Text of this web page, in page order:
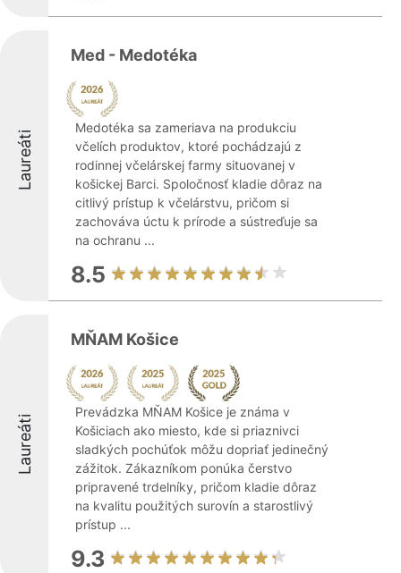
Laureáti
Med - Medotéka
Medotéka sa zameriava na produkciu
včelích produktov, ktoré pochádzajú z
rodinnej včelárskej farmy situovanej v
košickej Barci. Spoločnosť kladie dôraz na
citlivý prístup k včelárstvu, pričom si
zachováva úctu k prírode a sústreďuje sa
na ochranu ...
8.5
Laureáti
MŇAM Košice
Prevádzka MŇAM Košice je známa v
Košiciach ako miesto, kde si priaznivci
sladkých pochúťok môžu dopriať jedinečný
zážitok. Zákazníkom ponúka čerstvo
pripravené trdelníky, pričom kladie dôraz
na kvalitu použitých surovín a starostlivý
prístup ...
9.3